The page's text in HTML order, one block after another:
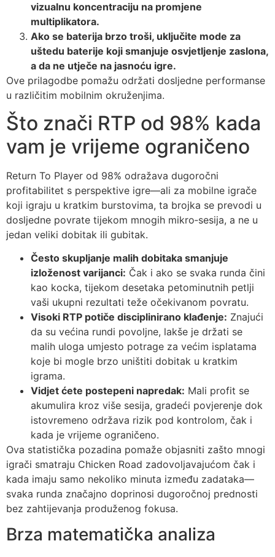
vizualnu koncentraciju na promjene
multiplikatora.
Ako se baterija brzo troši, uključite mode za
uštedu baterije koji smanjuje osvjetljenje zaslona,
a da ne utječe na jasnoću igre.
Ove prilagodbe pomažu održati dosljedne performanse
u različitim mobilnim okruženjima.
Što znači RTP od 98% kada
vam je vrijeme ograničeno
Return To Player od 98% odražava dugoročni
profitabilitet s perspektive igre—ali za mobilne igrače
koji igraju u kratkim burstovima, ta brojka se prevodi u
dosljedne povrate tijekom mnogih mikro‑sesija, a ne u
jedan veliki dobitak ili gubitak.
Često skupljanje malih dobitaka smanjuje
izloženost varijanci: Čak i ako se svaka runda čini
kao kocka, tijekom desetaka petominutnih petlji
vaši ukupni rezultati teže očekivanom povratu.
Visoki RTP potiče disciplinirano klađenje: Znajući
da su većina rundi povoljne, lakše je držati se
malih uloga umjesto potrage za većim isplatama
koje bi mogle brzo uništiti dobitak u kratkim
igrama.
Vidjet ćete postepeni napredak: Mali profit se
akumulira kroz više sesija, gradeći povjerenje dok
istovremeno održava rizik pod kontrolom, čak i
kada je vrijeme ograničeno.
Ova statistička pozadina pomaže objasniti zašto mnogi
igrači smatraju Chicken Road zadovoljavajućom čak i
kada imaju samo nekoliko minuta između zadataka—
svaka runda značajno doprinosi dugoročnoj prednosti
bez zahtijevanja produženog fokusa.
Brza matematička analiza